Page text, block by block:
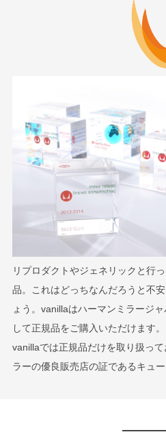
リプロダクトやジェネリックと行
品。これはどっちなんだろうと不
ょう。vanillaはハーマンミラージ
して正規品をご購入いただけます
vanillaでは正規品だけを取り扱っ
ラーの優良販売店の証であるキュー